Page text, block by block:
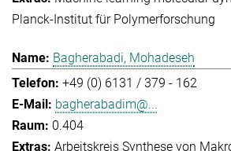
Planck-Institut für Polymerforschung
Bagherabadi, Mohadeseh
+49 (0) 6131 / 379 - 162
bagherabadim@...
0.404
Arbeitskreis Synthese von